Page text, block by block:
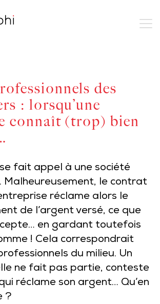
des
: lorsqu’une
connaît (trop) bien
fait appel à une société
Malheureusement, le contrat
réclame alors le
de l’argent versé, ce que
en gardant toutefois
! Cela correspondrait
du milieu. Un
ne fait pas partie, conteste
réclame son argent… Qu’en
?